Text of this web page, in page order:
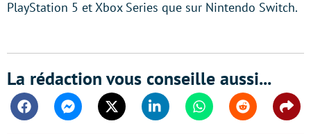
PlayStation 5 et Xbox Series que sur Nintendo Switch.
La rédaction vous conseille aussi...
FacebookMessengerTwitter Linkedin WhatsappReddit